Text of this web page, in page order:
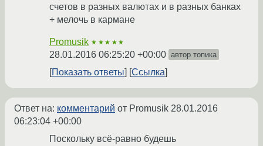
счетов в разных валютах и в разных банках
+ мелочь в кармане
Promusik ★★★★★
28.01.2016 06:25:20 +00:00 автор топика
Показать ответы Ссылка
Ответ на: комментарий от Promusik 28.01.2016
06:23:04 +00:00
Поскольку всё-равно будешь